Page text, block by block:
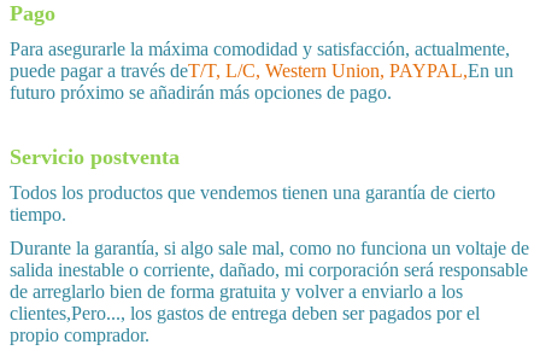
Pago
Para asegurarle la máxima comodidad y satisfacción, actualmente,
puede pagar a través deT/T, L/C, Western Union, PAYPAL,En un
futuro próximo se añadirán más opciones de pago.
Servicio postventa
Todos los productos que vendemos tienen una garantía de cierto
tiempo.
Durante la garantía, si algo sale mal, como no funciona un voltaje de
salida inestable o corriente, dañado, mi corporación será responsable
de arreglarlo bien de forma gratuita y volver a enviarlo a los
clientes,Pero..., los gastos de entrega deben ser pagados por el
propio comprador.